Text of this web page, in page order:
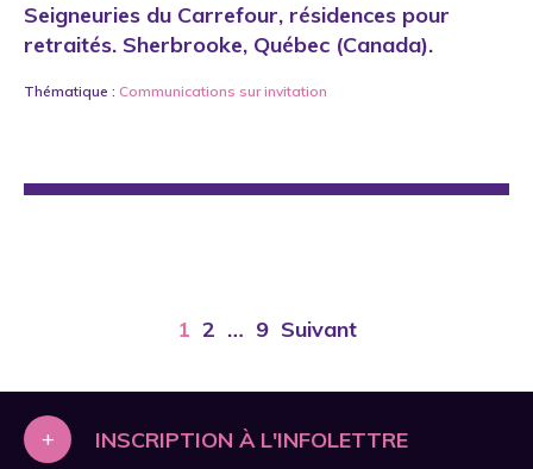
Seigneuries du Carrefour, résidences pour
retraités. Sherbrooke, Québec (Canada).
Thématique : Communications sur invitation
1 2 … 9 Suivant
+ INSCRIPTION À L'INFOLETTRE